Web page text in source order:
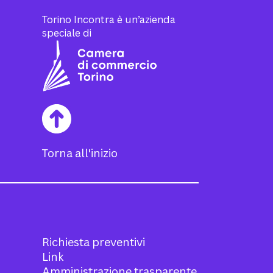
Torino Incontra è un’azienda
speciale di
Torna all'inizio
Richiesta preventivi
Link